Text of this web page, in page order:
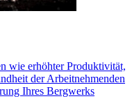
wie erhöhter Produktivität,
der Arbeitnehmenden
Ihres Bergwerks